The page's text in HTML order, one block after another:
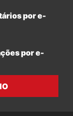
por e-
por e-